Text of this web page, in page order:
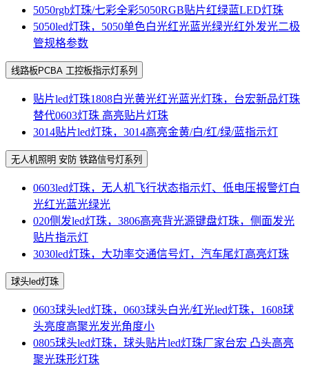
5050rgb灯珠/七彩全彩5050RGB贴片红绿蓝LED灯珠
5050led灯珠，5050单色白光红光蓝光绿光红外发光二极
管规格参数
线路板PCBA 工控板指示灯系列
贴片led灯珠1808白光黄光红光蓝光灯珠，台宏新品灯珠
替代0603灯珠 高亮贴片灯珠
3014贴片led灯珠，3014高亮金黄/白/红/绿/蓝指示灯
无人机照明 安防 铁路信号灯系列
0603led灯珠，无人机飞行状态指示灯、低电压报警灯白
光红光蓝光绿光
020侧发led灯珠，3806高亮背光源键盘灯珠，侧面发光
贴片指示灯
3030led灯珠，大功率交通信号灯，汽车尾灯高亮灯珠
球头led灯珠
0603球头led灯珠，0603球头白光/红光led灯珠，1608球
头亮度高聚光发光角度小
0805球头led灯珠，球头贴片led灯珠厂家台宏 凸头高亮
聚光珠形灯珠